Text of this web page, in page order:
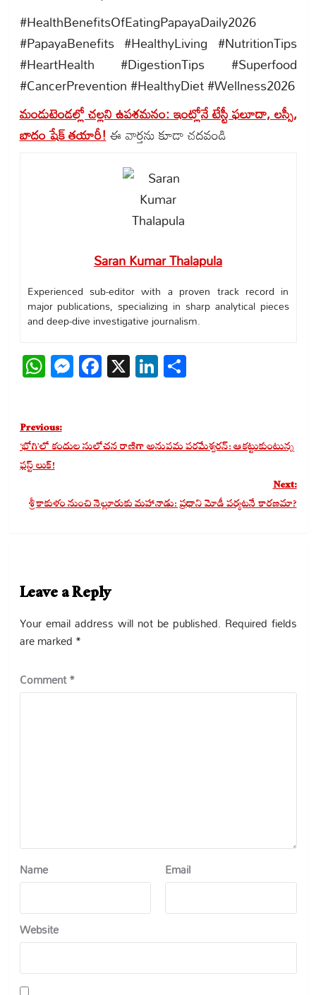
#HealthBenefitsOfEatingPapayaDaily2026
#PapayaBenefits #HealthyLiving #NutritionTips
#HeartHealth #DigestionTips #Superfood
#CancerPrevention #HealthyDiet #Wellness2026
మండుటెండల్లో చల్లని ఉపశమనం: ఇంట్లోనే టేస్టీ ఫలూదా, లస్సీ,
బాదం షేక్ తయారీ!ఈ వార్తను కూడా చదవండి
Saran Kumar Thalapula
Experienced sub-editor with a proven track record in
major publications, specializing in sharp analytical pieces
and deep-dive investigative journalism.
WhatsApp
Messenger
Facebook
X LinkedIn
Share
Post
navigation
Previous:
‘భోగి’లో కందుల సులోచన రాణిగా అనుపమ పరమేశ్వరన్: ఆకట్టుకుంటున్న
ఫస్ట్ లుక్!
Next:
శ్రీకాకుళం నుంచి నెల్లూరుకు మహానాడు: ప్రధాని మోడీ పర్యటనే కారణమా?
Leave a Reply
Your email address will not be published. Required fields
are marked *
Comment*
Name Email
Website